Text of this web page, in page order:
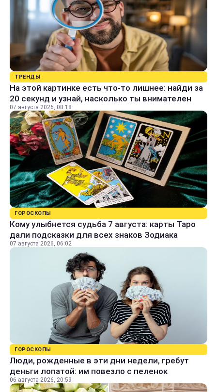
ТРЕНДЫ
На этой картинке есть что-то лишнее: найди за
20 секунд и узнай, насколько ты внимателен
07 августа 2026, 08:18
ГОРОСКОПЫ
Кому улыбнется судьба 7 августа: карты Таро
дали подсказки для всех знаков Зодиака
07 августа 2026, 06:02
ГОРОСКОПЫ
Люди, рожденные в эти дни недели, гребут
деньги лопатой: им повезло с пеленок
06 августа 2026, 20:59